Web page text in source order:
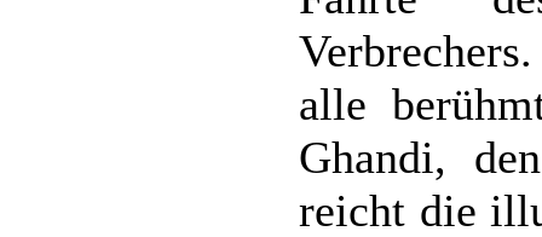
alle
Ghandi,
reicht die